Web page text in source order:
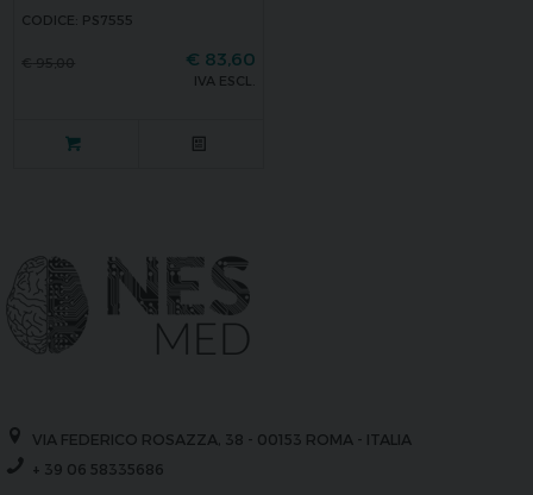
CODICE: PS7555
€ 83,60
IVA ESCL.
VIA FEDERICO ROSAZZA, 38 - 00153 ROMA - ITALIA
+ 39 06 58335686